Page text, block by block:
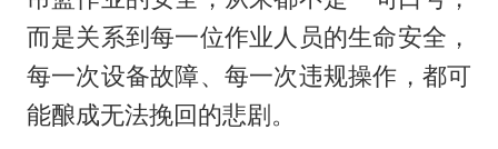
而是关系到每一位作业人员的生命安全，
每一次设备故障、每一次违规操作，都可
能酿成无法挽回的悲剧。